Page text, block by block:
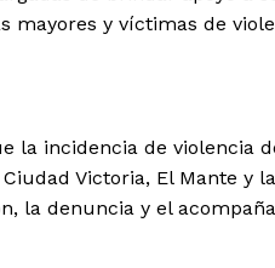
mayores y víctimas de
la incidencia de violencia
Victoria, El Mante
la denuncia y el